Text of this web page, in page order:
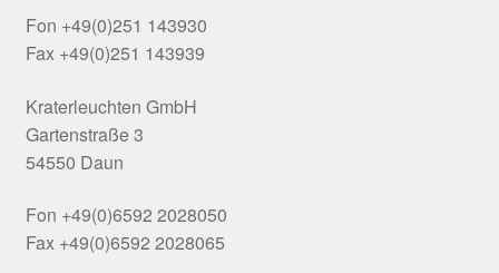
Fon +49(0)251 143930
Fax +49(0)251 143939
Kraterleuchten GmbH
Gartenstraße 3
54550 Daun
Fon +49(0)6592 2028050
Fax +49(0)6592 2028065